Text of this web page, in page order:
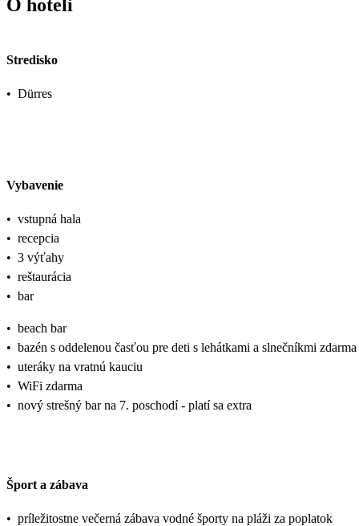
O hoteli
Stredisko
• Dürres
Vybavenie
• vstupná hala
• recepcia
• 3 výťahy
• reštaurácia
• bar
• beach bar
• bazén s oddelenou časťou pre deti s lehátkami a slnečníkmi zdarma
• uteráky na vratnú kauciu
• WiFi zdarma
• nový strešný bar na 7. poschodí - platí sa extra
Šport a zábava
• príležitostne večerná zábava vodné športy na pláži za poplatok